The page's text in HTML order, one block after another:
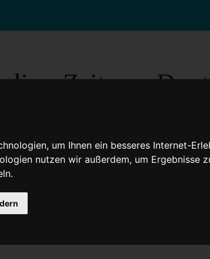
um Ihnen ein besseres Internet-
nutzen wir außerdem, um Ergebnisse